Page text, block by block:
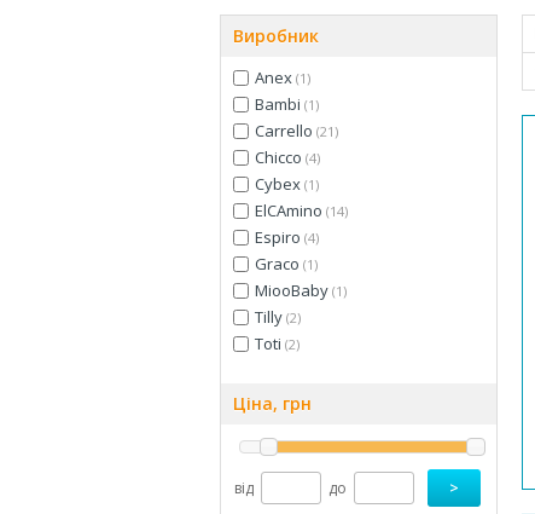
Виробник
Anex (1)
Bambi (1)
Carrello (21)
Chicco (4)
Cybex (1)
ElCAmino (14)
Espiro (4)
Graco (1)
MiooBaby (1)
Tilly (2)
Toti (2)
Ціна, грн
від до